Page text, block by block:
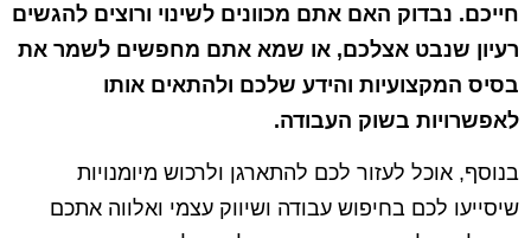
חייכם. נבדוק האם אתם מכוונים לשינוי ורוצים להגשים
רעיון שנבט אצלכם, או שמא אתם מחפשים לשמר את
בסיס המקצועיות והידע שלכם ולהתאים אותו
לאפשרויות בשוק העבודה.
בנוסף, אוכל לעזור לכם להתארגן ולרכוש מיומנויות
שיסייעו לכם בחיפוש עבודה ושיווק עצמי ואלווה אתכם